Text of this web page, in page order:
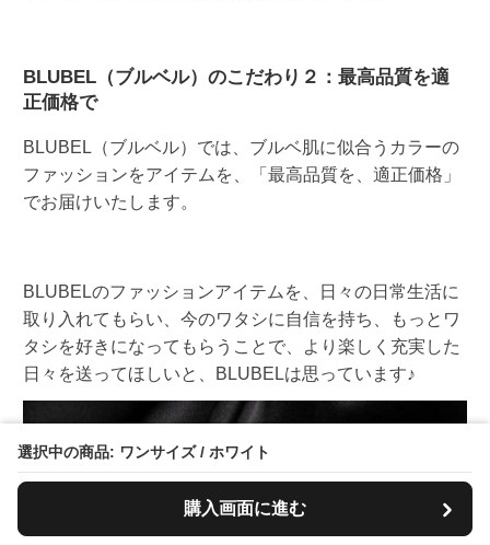
選択中の商品: ワンサイズ / ホワイト
購入画面に進む
BLUBEL（ブルベル）のこだわり２：最高品質を適
正価格で
BLUBEL（ブルベル）では、ブルベ肌に似合うカラーの
ファッションをアイテムを、「最高品質を、適正価格」
でお届けいたします。
BLUBELのファッションアイテムを、日々の日常生活に
取り入れてもらい、今のワタシに自信を持ち、もっとワ
タシを好きになってもらうことで、より楽しく充実した
日々を送ってほしいと、BLUBELは思っています♪